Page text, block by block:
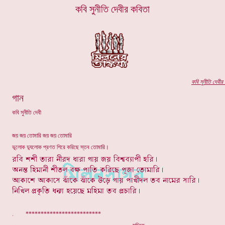
কবি সুনীতি দেবীর কবিতা
. *************************
কবিসুনীতি দেবীর
গান
কবি সুনীতি দেবী
জয় জয় তোমারি জয় জয় তোমারি
ভূলোক দ্যুলোক প্রণত শিরে করিছে স্তব তোমারি।